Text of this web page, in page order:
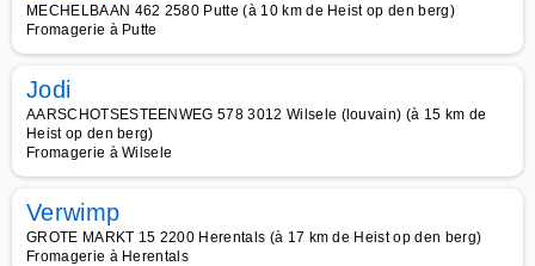
MECHELBAAN 462 2580 Putte (à 10 km de Heist op den berg)
Fromagerie à Putte
Jodi
AARSCHOTSESTEENWEG 578 3012 Wilsele (louvain) (à 15 km de
Heist op den berg)
Fromagerie à Wilsele
Verwimp
GROTE MARKT 15 2200 Herentals (à 17 km de Heist op den berg)
Fromagerie à Herentals